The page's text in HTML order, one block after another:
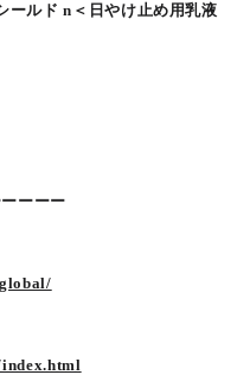
ールド n＜日やけ止め用乳液
ーーー
index.html